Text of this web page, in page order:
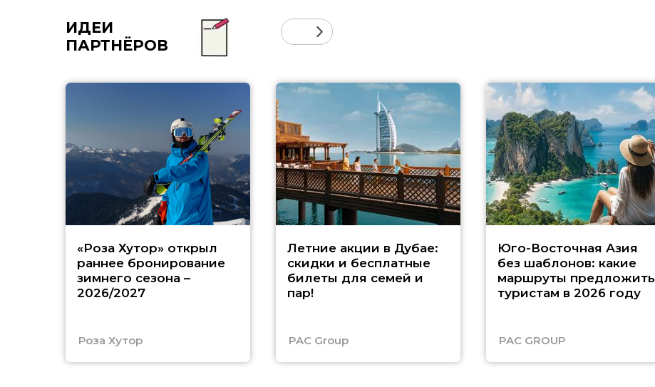
ИДЕИ
ПАРТНЁРОВ
«Роза Хутор» открыл
раннее бронирование
зимнего сезона –
2026/2027
Роза Хутор
Летние акции в Дубае:
скидки и бесплатные
билеты для семей и
пар!
PAC Group
Юго-Восточная Азия
без шаблонов: какие
маршруты предложить
туристам в 2026 году
PAC GROUP